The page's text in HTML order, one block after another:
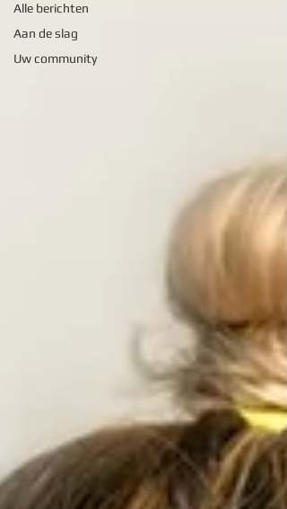
Alle berichten
Aan de slag
Uw community